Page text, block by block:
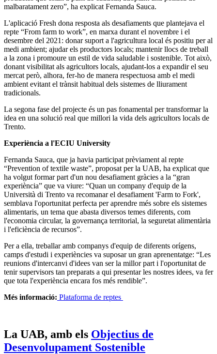
malbaratament zero”, ha explicat Fernanda Sauca.
L'aplicació Fresh dona resposta als desafiaments que plantejava el
repte “From farm to work”, en marxa durant el novembre i el
desembre del 2021: donar suport a l'agricultura local és positiu per al
medi ambient; ajudar els productors locals; mantenir llocs de treball
a la zona i promoure un estil de vida saludable i sostenible. Tot això,
donant visibilitat als agricultors locals, ajudant-los a expandir el seu
mercat però, alhora, fer-ho de manera respectuosa amb el medi
ambient evitant el trànsit habitual dels sistemes de lliurament
tradicionals.
La segona fase del projecte és un pas fonamental per transformar la
idea en una solució real que millori la vida dels agricultors locals de
Trento.
Experiència a l'ECIU University
Fernanda Sauca, que ja havia participat prèviament al repte
“Prevention of textile waste”, proposat per la UAB, ha explicat que
ha volgut formar part d'un nou desafiament gràcies a la “gran
experiència” que va viure: “Quan un company d'equip de la
Università di Trento va recomanar el desafiament 'Farm to Fork',
semblava l'oportunitat perfecta per aprendre més sobre els sistemes
alimentaris, un tema que abasta diversos temes diferents, com
l'economia circular, la governança territorial, la seguretat alimentària
i l'eficiència de recursos”.
Per a ella, treballar amb companys d'equip de diferents orígens,
camps d'estudi i experiències va suposar un gran aprenentatge: “Les
reunions d'intercanvi d'idees van ser la millor part i l'oportunitat de
tenir supervisors tan preparats a qui presentar les nostres idees, va fer
que tota l'experiència encara fos més rendible”.
Més informació: Plataforma de reptes
La UAB, amb els Objectius de
Desenvolupament Sostenible